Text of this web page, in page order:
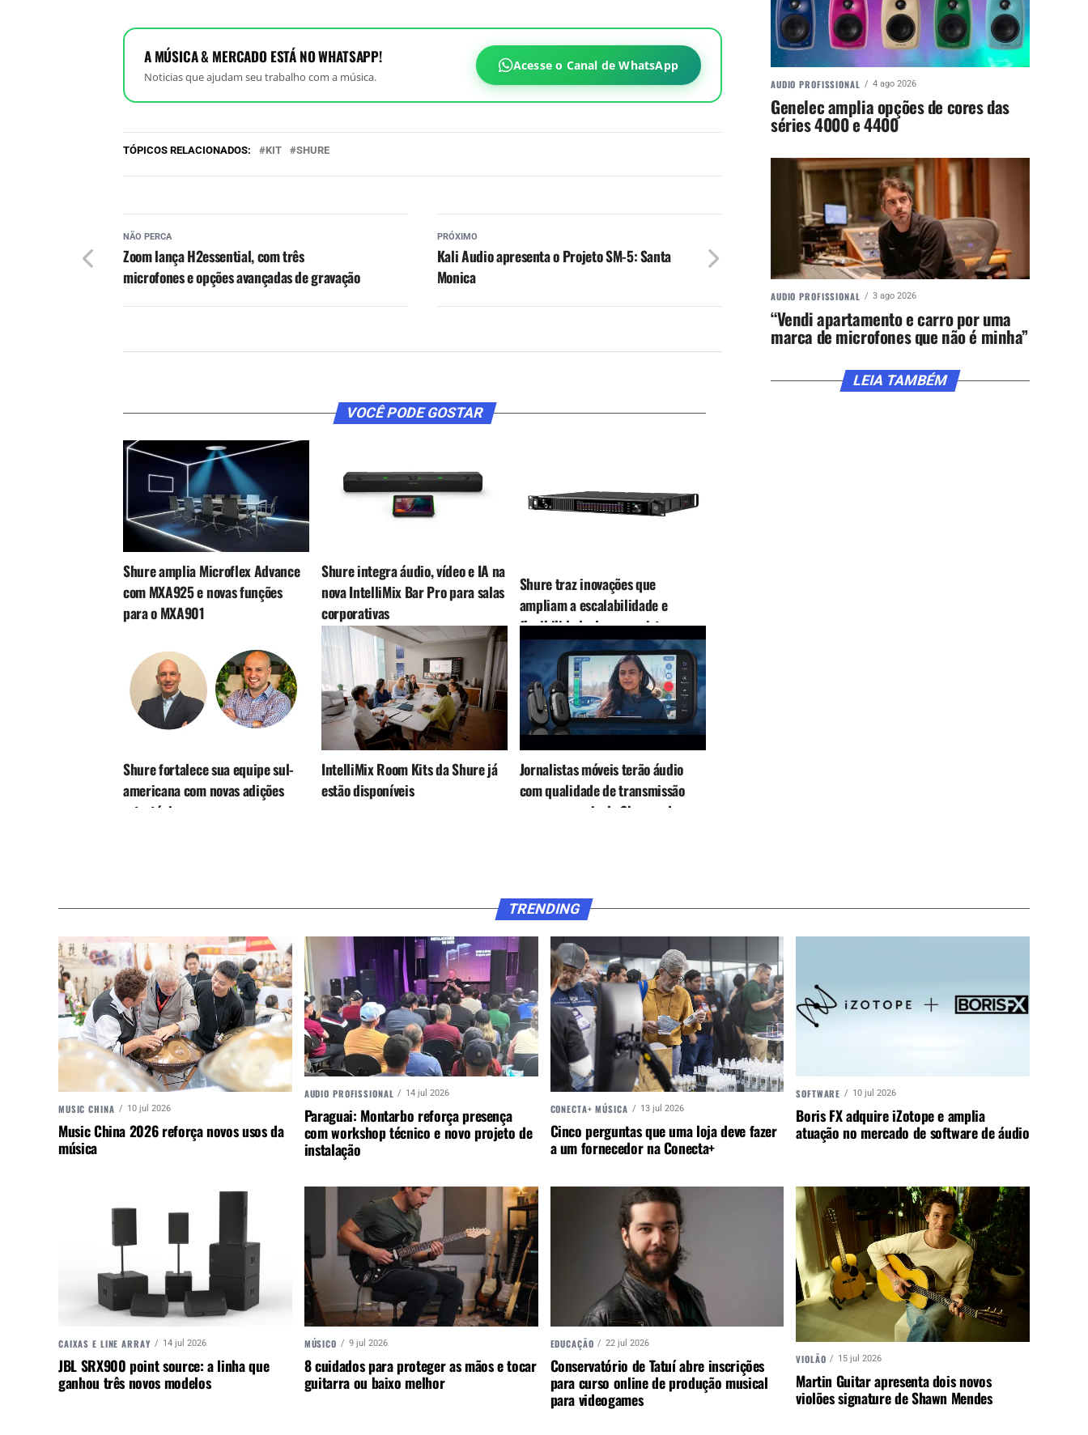
A MÚSICA & MERCADO ESTÁ NO WHATSAPP!
Noticias que ajudam seu trabalho com a música.
Acesse o Canal de WhatsApp
TÓPICOS RELACIONADOS: KIT SHURE
PRÓXIMO
Kali Audio apresenta o Projeto SM-5: Santa
Monica
NÃO PERCA
Zoom lança H2essential, com três
microfones e opções avançadas de gravação
VOCÊ PODE GOSTAR
Shure amplia Microflex Advance
com MXA925 e novas funções
para o MXA901
Shure integra áudio, vídeo e IA na
nova IntelliMix Bar Pro para salas
corporativas
Shure traz inovações que
ampliam a escalabilidade e
flexibilidade dos seus sistemas
sem fio
Shure fortalece sua equipe sul-
americana com novas adições
estratégicas
IntelliMix Room Kits da Shure já
estão disponíveis
Jornalistas móveis terão áudio
com qualidade de transmissão
com a parceria da Shure e da
AUDIO PROFISSIONAL 4 ago 2026
Genelec amplia opções de cores das
séries 4000 e 4400
AUDIO PROFISSIONAL 3 ago 2026
“Vendi apartamento e carro por uma
marca de microfones que não é minha”
LEIA TAMBÉM
TRENDING
MUSIC CHINA 10 jul 2026
Music China 2026 reforça novos usos da
música
AUDIO PROFISSIONAL 14 jul 2026
Paraguai: Montarbo reforça presença
com workshop técnico e novo projeto de
instalação
CONECTA+ MÚSICA 13 jul 2026
Cinco perguntas que uma loja deve fazer
a um fornecedor na Conecta+
SOFTWARE 10 jul 2026
Boris FX adquire iZotope e amplia
atuação no mercado de software de áudio
CAIXAS E LINE ARRAY 14 jul 2026
JBL SRX900 point source: a linha que
ganhou três novos modelos
MÚSICO 9 jul 2026
8 cuidados para proteger as mãos e tocar
guitarra ou baixo melhor
EDUCAÇÃO 22 jul 2026
Conservatório de Tatuí abre inscrições
para curso online de produção musical
para videogames
VIOLÃO 15 jul 2026
Martin Guitar apresenta dois novos
violões signature de Shawn Mendes